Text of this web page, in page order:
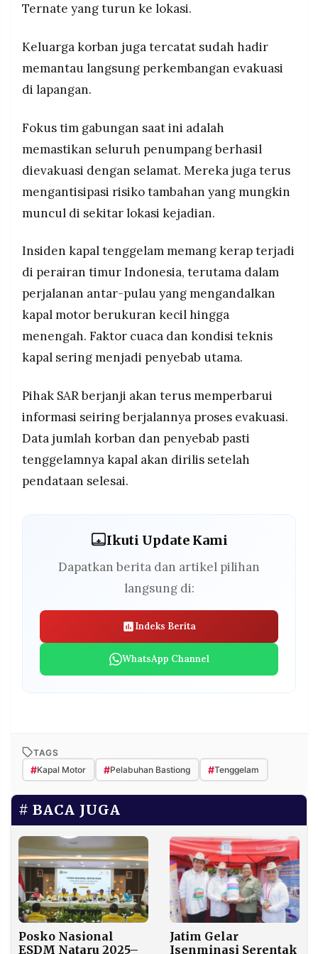
Ternate yang turun ke lokasi.
Keluarga korban juga tercatat sudah hadir
memantau langsung perkembangan evakuasi
di lapangan.
Fokus tim gabungan saat ini adalah
memastikan seluruh penumpang berhasil
dievakuasi dengan selamat. Mereka juga terus
mengantisipasi risiko tambahan yang mungkin
muncul di sekitar lokasi kejadian.
Insiden kapal tenggelam memang kerap terjadi
di perairan timur Indonesia, terutama dalam
perjalanan antar-pulau yang mengandalkan
kapal motor berukuran kecil hingga
menengah. Faktor cuaca dan kondisi teknis
kapal sering menjadi penyebab utama.
Pihak SAR berjanji akan terus memperbarui
informasi seiring berjalannya proses evakuasi.
Data jumlah korban dan penyebab pasti
tenggelamnya kapal akan dirilis setelah
pendataan selesai.
Ikuti Update Kami
Dapatkan berita dan artikel pilihan
langsung di:
Indeks Berita
WhatsApp Channel
TAGS
#Kapal Motor #Pelabuhan Bastiong #Tenggelam
BACA JUGA
Posko Nasional
ESDM Nataru 2025–
Jatim Gelar
Isenminasi Serentak